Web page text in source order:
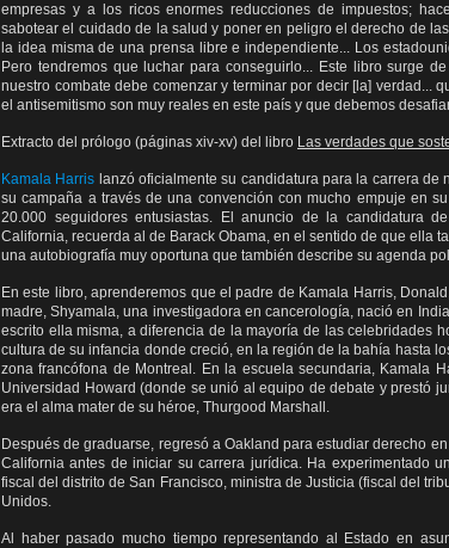
empresas y a los ricos enormes reducciones de impuestos;
sabotear el cuidado de la salud y poner en peligro el derecho de
la idea misma de una prensa libre e independiente... Los
Pero tendremos que luchar para conseguirlo... Este libro surge
nuestro combate debe comenzar y terminar por decir [la] verdad...
el antisemitismo son muy reales en este país y que debemos
Extracto del prólogo (páginas xiv-xv) del libro Las verdades que
Kamala Harris lanzó oficialmente su candidatura para la carrera
su campaña a través de una convención con mucho empuje en
20.000 seguidores entusiastas. El anuncio de la candidatura
California, recuerda al de Barack Obama, en el sentido de que ella
una autobiografía muy oportuna que también describe su agenda
En este libro, aprenderemos que el padre de Kamala Harris,
madre, Shyamala, una investigadora en cancerología, nació en
escrito ella misma, a diferencia de la mayoría de las celebridades
cultura de su infancia donde creció, en la región de la bahía hasta
zona francófona de Montreal. En la escuela secundaria, Kamala
Universidad Howard (donde se unió al equipo de debate y prestó
era el alma mater de su héroe, Thurgood Marshall.
Después de graduarse, regresó a Oakland para estudiar derecho
California antes de iniciar su carrera jurídica. Ha experimentado
fiscal del distrito de San Francisco, ministra de Justicia (fiscal del
Unidos.
Al haber pasado mucho tiempo representando al Estado en